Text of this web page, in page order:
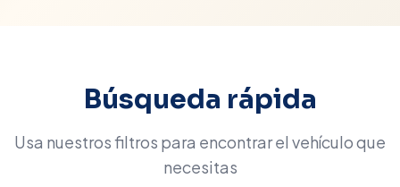
Búsqueda rápida
Usa nuestros filtros para encontrar el vehículo que
necesitas